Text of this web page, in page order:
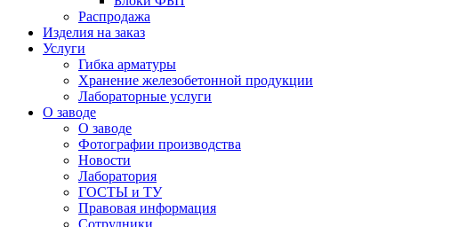
Распродажа
Изделия на заказ
Услуги
Гибка арматуры
Хранение железобетонной продукции
Лабораторные услуги
О заводе
О заводе
Фотографии производства
Новости
Лаборатория
ГОСТЫ и ТУ
Правовая информация
Сотрудники